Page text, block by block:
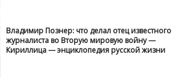
Владимир Познер: что делал отец известного
журналиста во Вторую мировую войну —
Кириллица — энциклопедия русской жизни